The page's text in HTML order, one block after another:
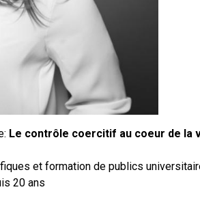
Le contrôle coercitif au coeur de la
et formation de publics
20 ans